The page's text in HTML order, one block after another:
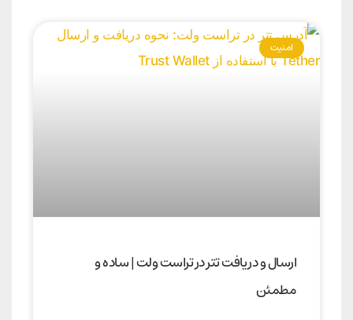
امنیت
ارسال و دریافت تتر در تراست ولت | ساده و
مطمئن